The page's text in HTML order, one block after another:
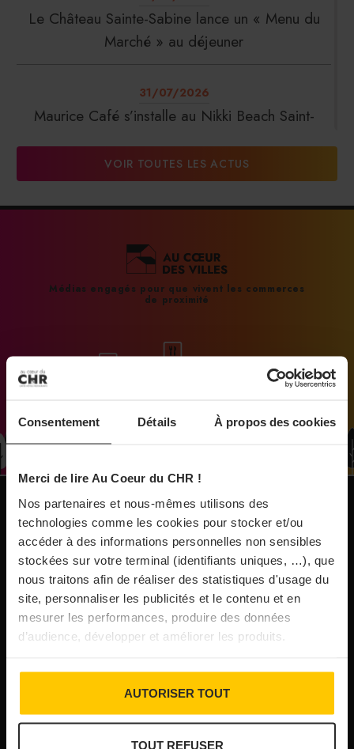
Consentement Détails À propos des cookies
Merci de lire Au Coeur du CHR !
Nos partenaires et nous-mêmes utilisons des
technologies comme les cookies pour stocker et/ou
accéder à des informations personnelles non sensibles
stockées sur votre terminal (identifiants uniques, …), que
nous traitons afin de réaliser des statistiques d'usage du
site, personnaliser les publicités et le contenu et en
mesurer les performances, produire des données
d’audience, développer et améliorer les produits.
AUTORISER TOUT
TOUT REFUSER
Le Château Sainte-Sabine lance un « Menu du
Marché » au déjeuner
31/07/2026
Maurice Café s’installe au Nikki Beach Saint-
DalterFood Group franchit les 200 millions
31/07/2026
La Liste : La Réserve Paris de nouveau meilleur
maison de collectionneur
31/07/2026
Vins fins : la Chine affiche ses ambitions
31/07/2026
Brasserie Dupont : la bière saison, mais pas
que…
Incendies : l’aide d’urgence rehaussée à 8 000 €
pour les indépendants, l’autoroute A63 réouverte
VOIR TOUTES LES ACTUS
Médias engagés pour que vivent les commerces
de proximité
NOS PUBLICATIONS